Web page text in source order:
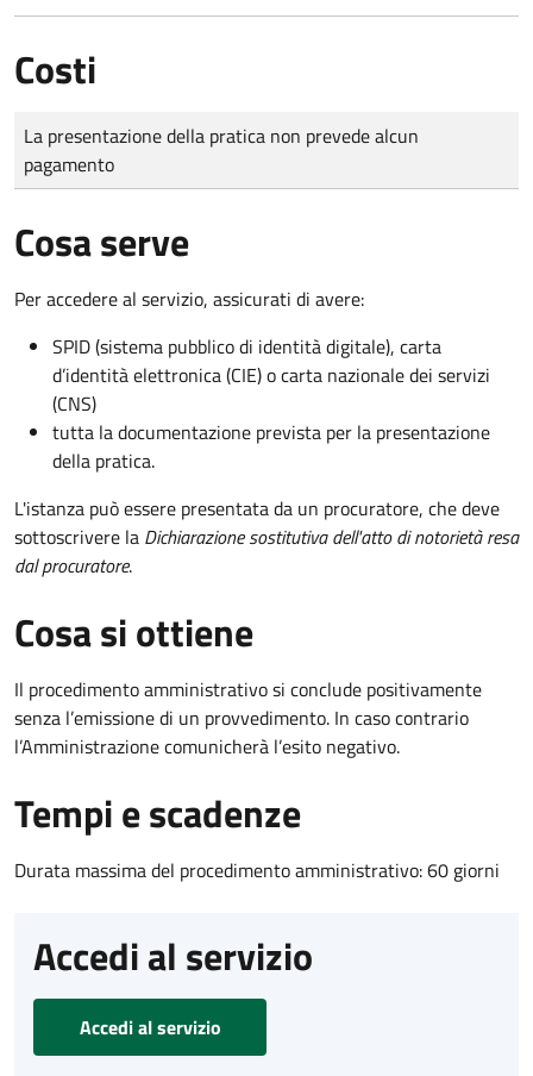
Costi
Tipo di pagamento
Importo
La presentazione della pratica non prevede alcun
pagamento
Cosa serve
Per accedere al servizio, assicurati di avere:
SPID (sistema pubblico di identità digitale), carta
d’identità elettronica (CIE) o carta nazionale dei servizi
(CNS)
tutta la documentazione prevista per la presentazione
della pratica.
L'istanza può essere presentata da un procuratore, che deve
sottoscrivere la Dichiarazione sostitutiva dell'atto di notorietà resa
dal procuratore.
Cosa si ottiene
Il procedimento amministrativo si conclude positivamente
senza l’emissione di un provvedimento. In caso contrario
l’Amministrazione comunicherà l’esito negativo.
Tempi e scadenze
Durata massima del procedimento amministrativo: 60 giorni
Accedi al servizio
Accedi al servizio